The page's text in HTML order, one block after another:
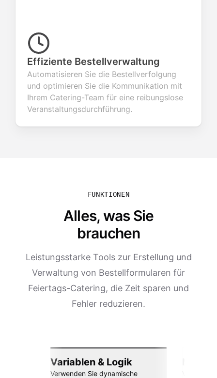
Effiziente Bestellverwaltung
Automatisieren Sie die Bestellverfolgung
und optimieren Sie die Kommunikation mit
Ihrem Catering-Team für eine reibungslose
Veranstaltungsdurchführung.
FUNKTIONEN
Alles, was Sie
brauchen
Leistungsstarke Tools zur Erstellung und
Verwaltung von Bestellformularen für
Feiertags-Catering, die Zeit sparen und
Fehler reduzieren.
Variablen & Logik
Verwenden Sie dynamische